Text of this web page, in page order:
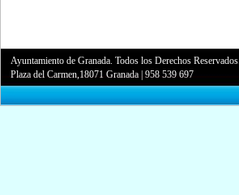
Ayuntamiento de Granada. Todos los Derechos Reservados.
Plaza del Carmen,18071 Granada |958 539 697